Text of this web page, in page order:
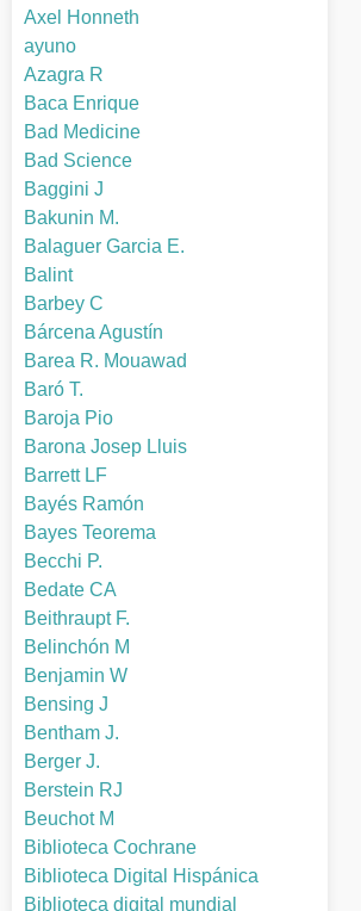
Axel Honneth
ayuno
Azagra R
Baca Enrique
Bad Medicine
Bad Science
Baggini J
Bakunin M.
Balaguer Garcia E.
Balint
Barbey C
Bárcena Agustín
Barea R. Mouawad
Baró T.
Baroja Pio
Barona Josep Lluis
Barrett LF
Bayés Ramón
Bayes Teorema
Becchi P.
Bedate CA
Beithraupt F.
Belinchón M
Benjamin W
Bensing J
Bentham J.
Berger J.
Berstein RJ
Beuchot M
Biblioteca Cochrane
Biblioteca Digital Hispánica
Biblioteca digital mundial